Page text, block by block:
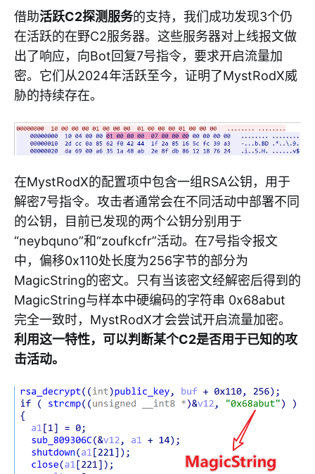
借助活跃C2探测服务的支持，我们成功发现3个仍
在活跃的在野C2服务器。这些服务器对上线报文做
出了响应，向Bot回复7号指令，要求开启流量加
密。它们从2024年活跃至今，证明了MystRodX威
胁的持续存在。
在MystRodX的配置项中包含一组RSA公钥，用于
解密7号指令。攻击者通常会在不同活动中部署不同
的公钥，目前已发现的两个公钥分别用于
“neybquno”和“zoufkcfr”活动。在7号指令报文
中，偏移0x110处长度为256字节的部分为
MagicString的密文。只有当该密文经解密后得到的
MagicString与样本中硬编码的字符串 0x68abut
完全一致时，MystRodX才会尝试开启流量加密。
利用这一特性，可以判断某个C2是否用于已知的攻
击活动。